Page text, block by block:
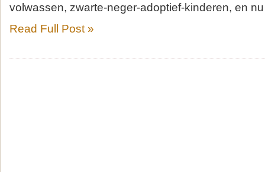
volwassen, zwarte-neger-adoptief-kinderen, en
Read Full Post »